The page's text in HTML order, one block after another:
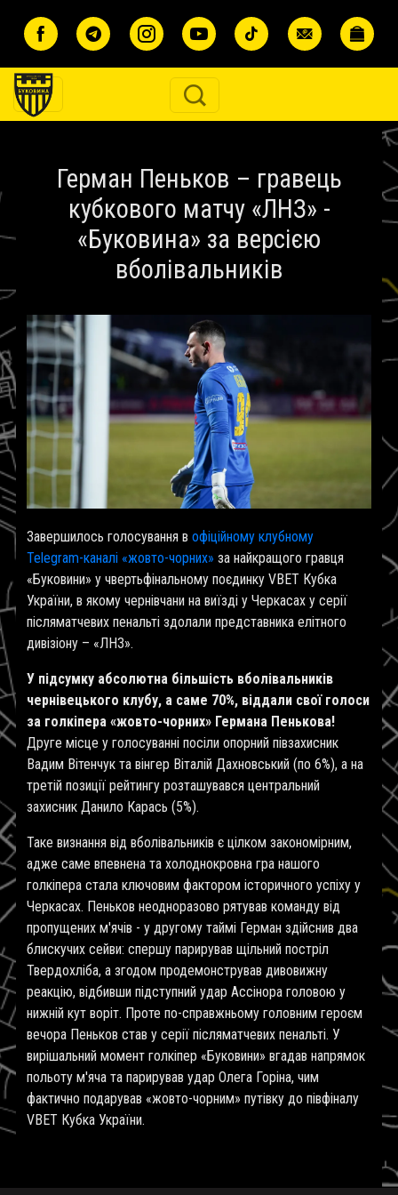
Герман Пеньков – гравець
кубкового матчу «ЛНЗ» -
«Буковина» за версією
вболівальників
Завершилось голосування в офіційному клубному
Telegram-каналі «жовто-чорних» за найкращого гравця
«Буковини» у чвертьфінальному поєдинку VBET Кубка
України, в якому чернівчани на виїзді у Черкасах у серії
післяматчевих пенальті здолали представника елітного
дивізіону – «ЛНЗ».
У підсумку абсолютна більшість вболівальників
чернівецького клубу, а саме 70%, віддали свої голоси
за голкіпера «жовто-чорних» Германа Пенькова!
Друге місце у голосуванні посіли опорний півзахисник
Вадим Вітенчук та вінгер Віталій Дахновський (по 6%), а на
третій позиції рейтингу розташувався центральний
захисник Данило Карась (5%).
Таке визнання від вболівальників є цілком закономірним,
адже саме впевнена та холоднокровна гра нашого
голкіпера стала ключовим фактором історичного успіху у
Черкасах. Пеньков неодноразово рятував команду від
пропущених м'ячів - у другому таймі Герман здійснив два
блискучих сейви: спершу парирував щільний постріл
Твердохліба, а згодом продемонстрував дивовижну
реакцію, відбивши підступний удар Ассінора головою у
нижній кут воріт. Проте по-справжньому головним героєм
вечора Пеньков став у серії післяматчевих пенальті. У
вирішальний момент голкіпер «Буковини» вгадав напрямок
польоту м'яча та парирував удар Олега Горіна, чим
фактично подарував «жовто-чорним» путівку до півфіналу
VBET Кубка України.